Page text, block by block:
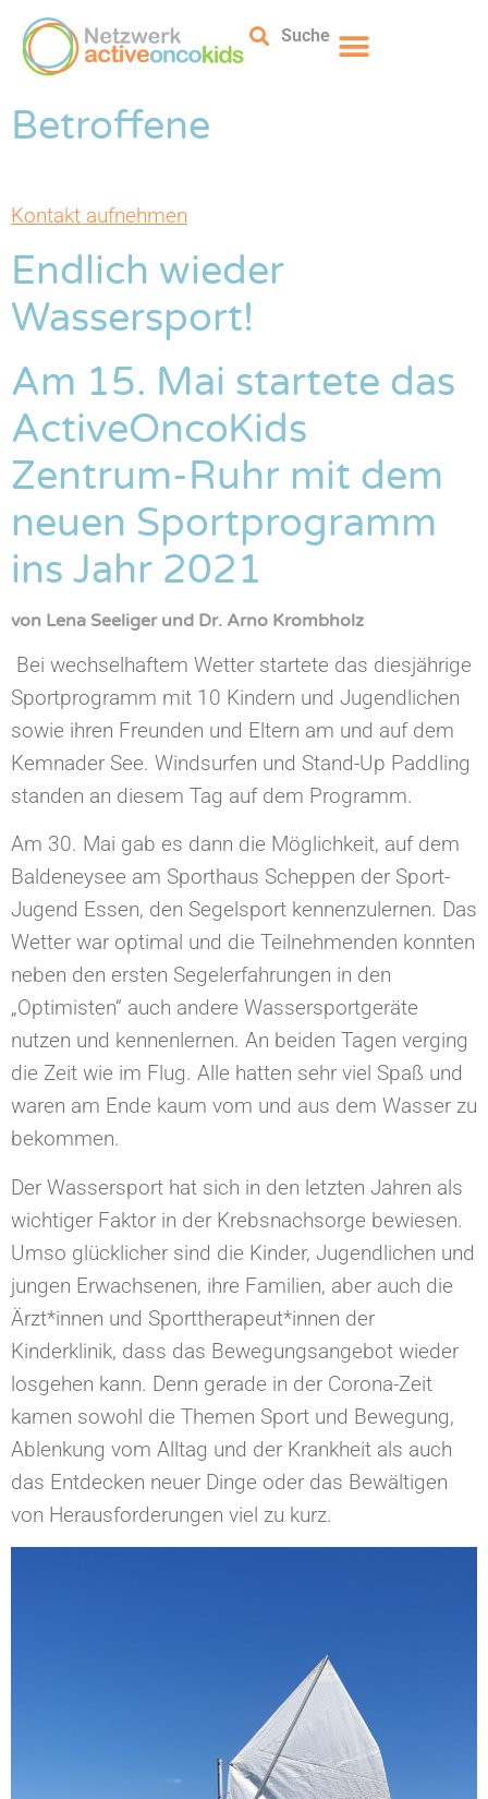
Suche
Betroffene
Kontakt aufnehmen
Endlich wieder
Wassersport!
Am 15. Mai startete das
ActiveOncoKids
Zentrum-Ruhr mit dem
neuen Sportprogramm
ins Jahr 2021
von Lena Seeliger und Dr. Arno Krombholz
Bei wechselhaftem Wetter startete das diesjährige
Sportprogramm mit 10 Kindern und Jugendlichen
sowie ihren Freunden und Eltern am und auf dem
Kemnader See. Windsurfen und Stand-Up Paddling
standen an diesem Tag auf dem Programm.
Am 30. Mai gab es dann die Möglichkeit, auf dem
Baldeneysee am Sporthaus Scheppen der Sport-
Jugend Essen, den Segelsport kennenzulernen. Das
Wetter war optimal und die Teilnehmenden konnten
neben den ersten Segelerfahrungen in den
„Optimisten“ auch andere Wassersportgeräte
nutzen und kennenlernen. An beiden Tagen verging
die Zeit wie im Flug. Alle hatten sehr viel Spaß und
waren am Ende kaum vom und aus dem Wasser zu
bekommen.
Der Wassersport hat sich in den letzten Jahren als
wichtiger Faktor in der Krebsnachsorge bewiesen.
Umso glücklicher sind die Kinder, Jugendlichen und
jungen Erwachsenen, ihre Familien, aber auch die
Ärzt*innen und Sporttherapeut*innen der
Kinderklinik, dass das Bewegungsangebot wieder
losgehen kann. Denn gerade in der Corona-Zeit
kamen sowohl die Themen Sport und Bewegung,
Ablenkung vom Alltag und der Krankheit als auch
das Entdecken neuer Dinge oder das Bewältigen
von Herausforderungen viel zu kurz.